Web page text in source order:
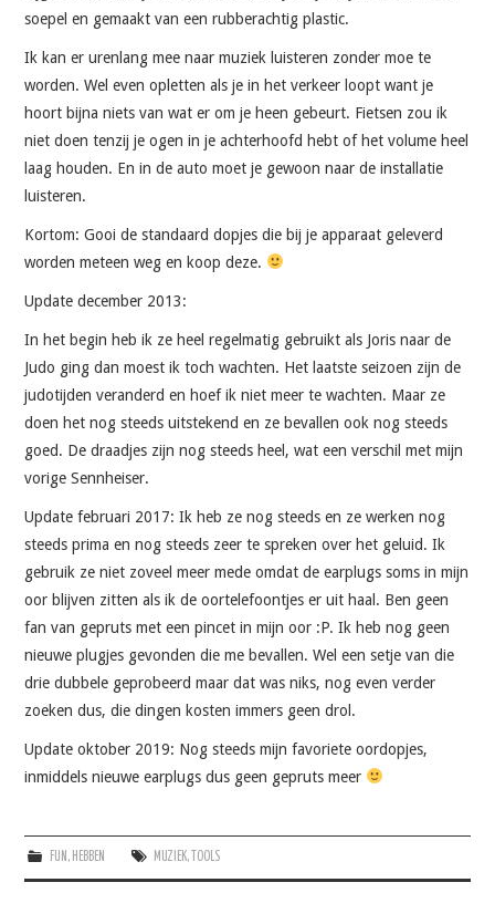
soepel en gemaakt van een rubberachtig plastic.
Ik kan er urenlang mee naar muziek luisteren zonder moe te
worden. Wel even opletten als je in het verkeer loopt want je
hoort bijna niets van wat er om je heen gebeurt. Fietsen zou ik
niet doen tenzij je ogen in je achterhoofd hebt of het volume heel
laag houden. En in de auto moet je gewoon naar de installatie
luisteren.
Kortom: Gooi de standaard dopjes die bij je apparaat geleverd
worden meteen weg en koop deze.
Update december 2013:
In het begin heb ik ze heel regelmatig gebruikt als Joris naar de
Judo ging dan moest ik toch wachten. Het laatste seizoen zijn de
judotijden veranderd en hoef ik niet meer te wachten. Maar ze
doen het nog steeds uitstekend en ze bevallen ook nog steeds
goed. De draadjes zijn nog steeds heel, wat een verschil met mijn
vorige Sennheiser.
Update februari 2017: Ik heb ze nog steeds en ze werken nog
steeds prima en nog steeds zeer te spreken over het geluid. Ik
gebruik ze niet zoveel meer mede omdat de earplugs soms in mijn
oor blijven zitten als ik de oortelefoontjes er uit haal. Ben geen
fan van gepruts met een pincet in mijn oor :P. Ik heb nog geen
nieuwe plugjes gevonden die me bevallen. Wel een setje van die
drie dubbele geprobeerd maar dat was niks, nog even verder
zoeken dus, die dingen kosten immers geen drol.
Update oktober 2019: Nog steeds mijn favoriete oordopjes,
inmiddels nieuwe earplugs dus geen gepruts meer
FUN , HEBBEN MUZIEK, TOOLS